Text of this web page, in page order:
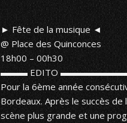
► Fête de la musique ◄
@ Place des Quinconces
18h00 – 00h30
▬▬▬ EDITO
Pour la 6ème année
Bordeaux. Après le succès de
scène plus grande et une